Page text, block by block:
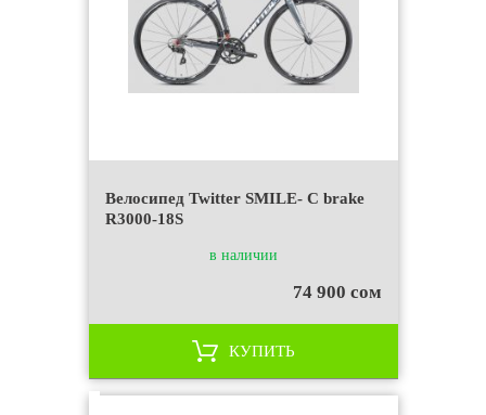
Велосипед Twitter SMILE- C brake
R3000-18S
в наличии
74 900 сом
КУПИТЬ